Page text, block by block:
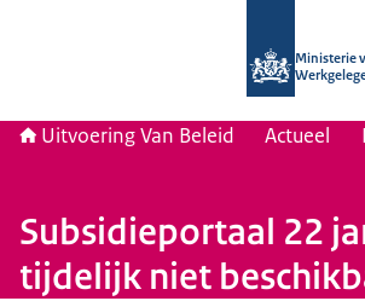
Ministerie
Uitvoering Van Beleid Actueel
Subsidieportaal 22
tijdelijk niet